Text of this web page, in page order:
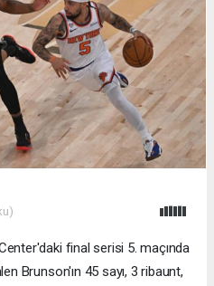
final serisi 5. maçında
Brunson'ın 45 sayı, 3 ribaunt,